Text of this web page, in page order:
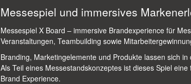
Messespiel und immersives
Messespiel X Board – immersive Brandexperience für
Veranstaltungen, Teambuilding sowie
Branding, Marketingelemente und Produkte lassen sich in
Als Teil eines Messestandskonzeptes ist dieses Spiel
Brand Experience.